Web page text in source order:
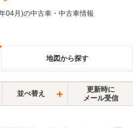
04月)の中古車・中古車情報
地図から探す
並べ替え
更新時に
メール受信